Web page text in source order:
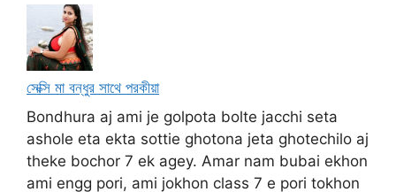
সেক্সি মা বন্ধুর সাথে পরকীয়া
Bondhura aj ami je golpota bolte jacchi seta
ashole eta ekta sottie ghotona jeta ghotechilo aj
theke bochor 7 ek agey. Amar nam bubai ekhon
ami engg pori, ami jokhon class 7 e pori tokhon